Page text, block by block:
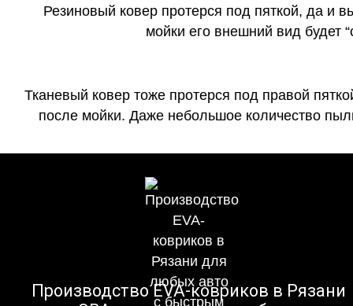
Резиновый ковер протерся под пяткой, да и
мойки его внешний вид будет
Тканевый ковер тоже протерся под правой
после мойки. Даже небольшое количество
Производство EVA-ковриков в Рязани